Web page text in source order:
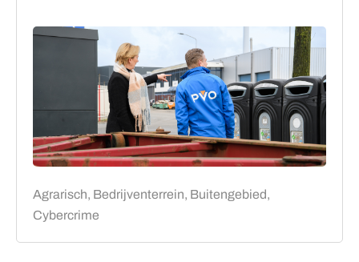
Agrarisch, Bedrijventerrein, Buitengebied,
Cybercrime